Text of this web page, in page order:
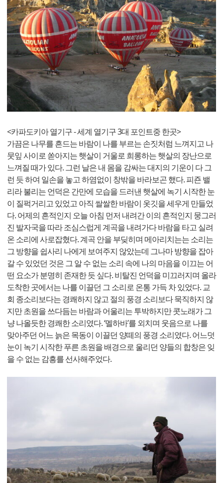
<카파도키아 열기구 - 세계 열기구 3대 포인트중 한곳>
가끔은 나무를 흔드는 바람이 나를 부르는 손짓처럼 느껴지고 나
뭇잎 사이로 쏟아지는 햇살이 거울로 희롱하는 햇살의 장난으로
느껴질 때가 있다. 그런 날은 내 몸을 감싸는 대지의 기운이 다 그
런 듯 하여 일손을 놓고 하염없이 창밖을 바라보곤 했다. 피죤 밸
리라 불리는 언덕은 간만에 모습을 드러낸 햇살에 녹기 시작한 눈
이 질퍽거리고 있었고 아직 쌀쌀한 바람이 옷깃을 세우게 만들었
다. 어제의 흔적인지 오늘 아침 먼저 내려간 이의 흔적인지 뭉그러
진 발자국을 따라 조심스럽게 계곡을 내려가다 바람을 타고 실려
온 소리에 사로잡혔다. 계곡 안을 부딪히며 메아리치는는 소리는
그 방향을 쉽사리 나에게 보여주지 않았는데 그나마 방향을 잡아
갈 수 있었던 것은 그 알 수 없는 소리 속에 나의 마음을 이끄는 어
떤 요소가 분명히 존재한 듯 싶다. 비탈진 언덕을 미끄러지며 올라
도착한 곳에서는 나를 이끌던 그 소리로 온통 가득 차 있었다. 교
회 종소리보다는 경쾌하지 않고 절의 풍경 소리보다 묵직하지 않
지만 초원을 쓰다듬는 바람과 어울리는 투박하지만 콧노래가 그
냥 나올듯한 경쾌한 소리였다. ‘멜하바’를 외치며 웃음으로 나를
맞아주던 어느 늙은 목동이 이끌던 양떼의 풍경 소리였다. 어느덧
눈이 녹기 시작한 푸른 초원을 배경으로 울리던 양들의 합창은 잊
을 수 없는 감흥를 선사해주었다.